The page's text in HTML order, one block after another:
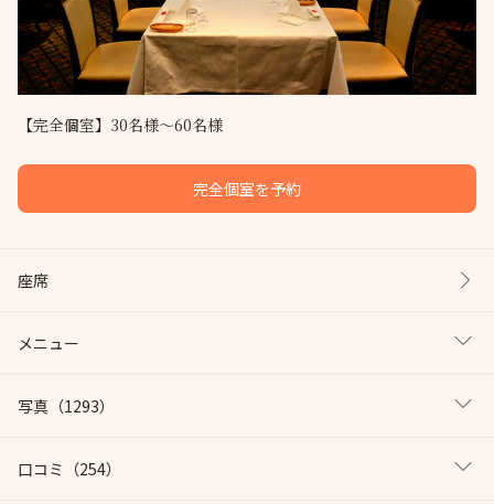
【完全個室】30名様～60名様
完全個室を予約
座席
メニュー
写真 （1293）
口コミ （254）